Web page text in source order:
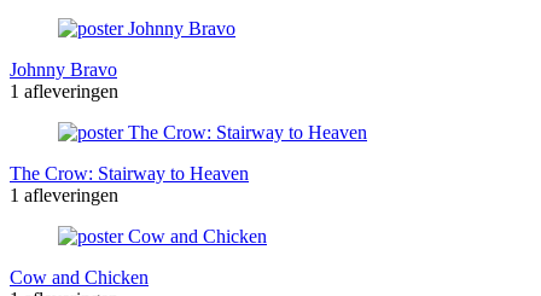
Johnny Bravo
1 afleveringen
The Crow: Stairway to Heaven
1 afleveringen
Cow and Chicken